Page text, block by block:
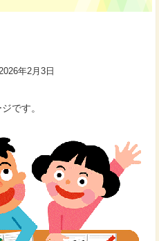
年2月3日
です。